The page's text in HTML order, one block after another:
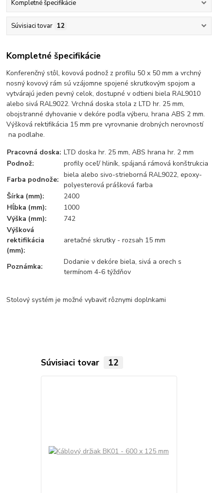
Kompletné špecifikácie
Súvisiaci tovar 12
Kompletné špecifikácie
Konferenčný stôl, kovová podnož z profilu 50 x 50 mm a vrchný
nosný kovový rám sú vzájomne spojené skrutkovým spojom a
vytvárajú jeden pevný celok, dostupné v odtieni biela RAL9010
alebo sivá RAL9022. Vrchná doska stola z LTD hr. 25 mm,
obojstranné dyhovanie v dekóre podľa výberu, hrana ABS 2 mm.
Výšková rektifikácia 15 mm pre vyrovnanie drobných nerovností
na podlahe.
Pracovná doska: LTD doska hr. 25 mm, ABS hrana hr. 2 mm
Podnož:
profily oceľ/ hliník, spájaná rámová konštrukcia
Farba podnože:
biela alebo sivo-strieborná RAL9022, epoxy-
polyesterová prášková farba
Šírka (mm):
2400
Hĺbka (mm):
1000
Výška (mm):
742
Výšková
rektifikácia
(mm):
aretačné skrutky - rozsah 15 mm
Poznámka:
Dodanie v dekóre biela, sivá a orech s
termínom 4-6 týždňov
Stolový systém je možné vybaviť rôznymi doplnkami
Súvisiaci tovar 12